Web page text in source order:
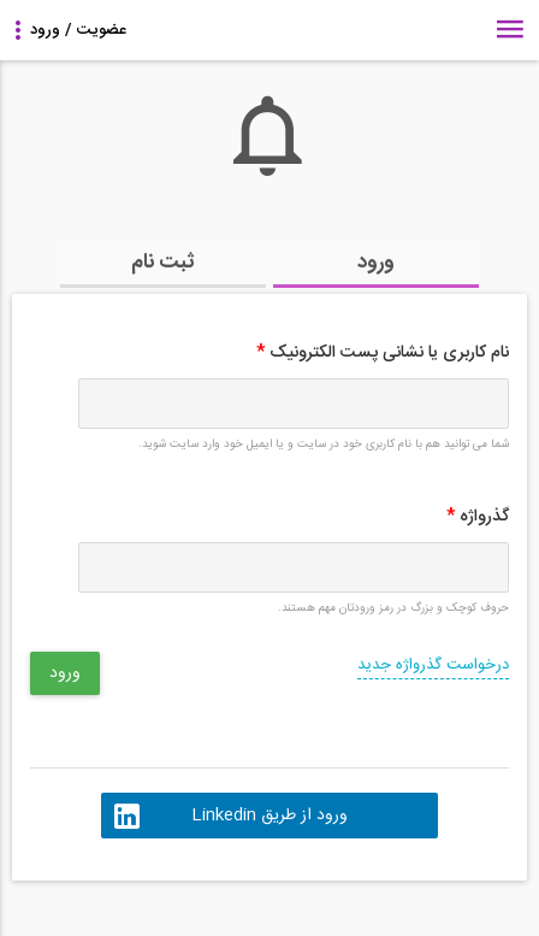
ورود ثبت نام
نام کاربری یا نشانی پست الکترونیک *
شما می توانید هم با نام کاربری خود در سایت و یا ایمیل خود وارد سایت شوید.
گذرواژه *
حروف کوچک و بزرگ در رمز ورودتان مهم هستند.
درخواست گذرواژه جدید
ورود از طریق Linkedin